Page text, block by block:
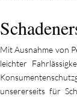
Mit Ausnahme von
leichter
unsererseits für